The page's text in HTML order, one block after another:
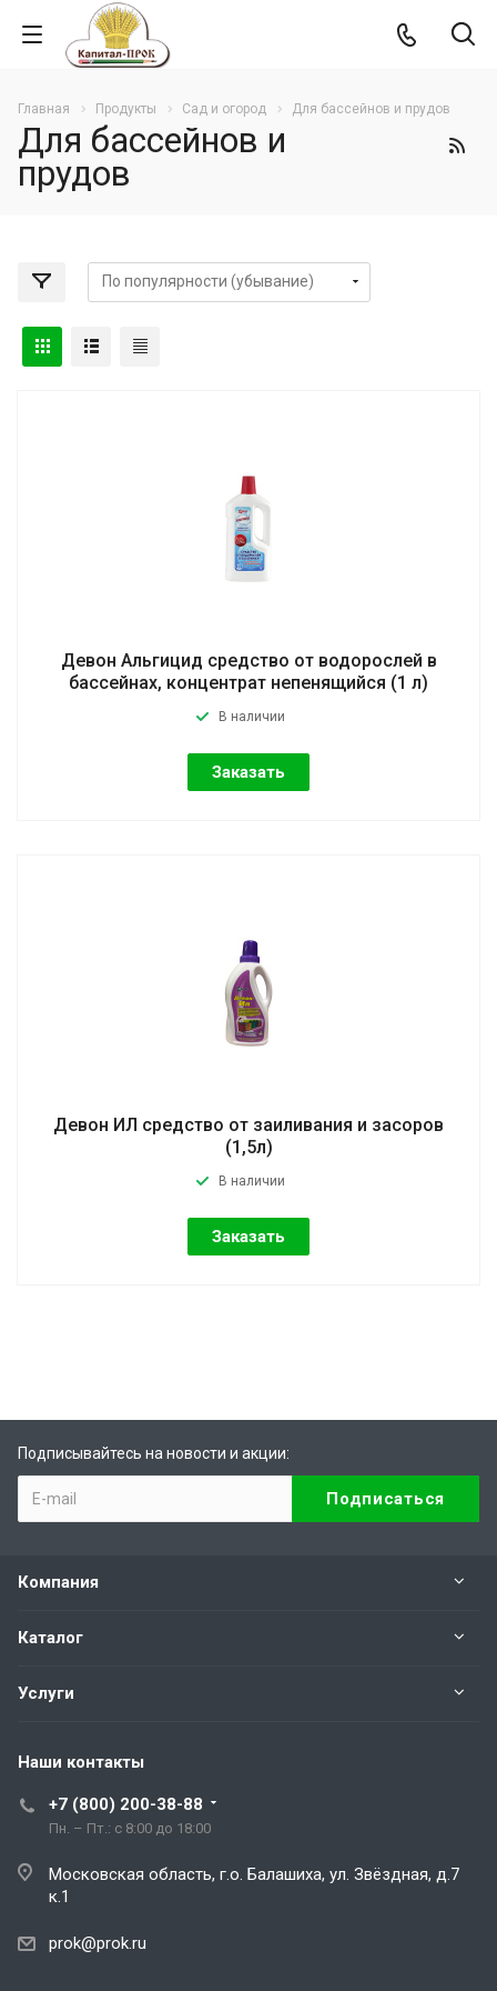
Главная Продукты Сад и огород Для бассейнов и прудов
Для бассейнов и
прудов
Девон Альгицид средство от водорослей в
бассейнах, концентрат непенящийся (1 л)
В наличии
Заказать
Девон ИЛ средство от заиливания и засоров
(1,5л)
В наличии
Заказать
Подписывайтесь на новости и акции:
Компания
Каталог
Услуги
Наши контакты
+7 (800) 200-38-88
Пн. – Пт.: с 8:00 до 18:00
Московская область, г.о. Балашиха, ул. Звёздная, д.7
к.1
prok@prok.ru